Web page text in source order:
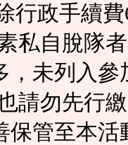
行政手續
私自脫隊
，未列入
請勿先行
保管至本活